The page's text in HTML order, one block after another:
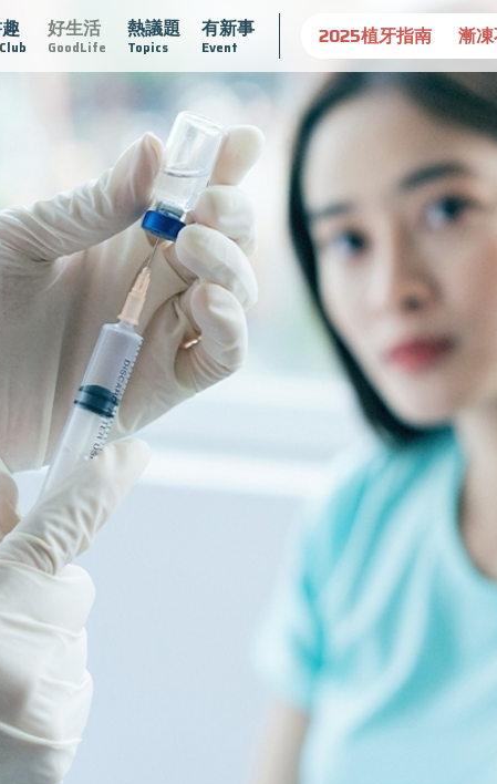
好生活
GoodLife
熱議題
Topics
有新事
Event
健康 達文西手術專欄 2025植牙指南 漸凍不孤單